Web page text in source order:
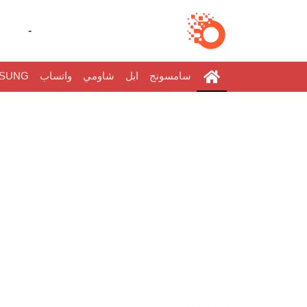
-
سامسونج ابل شاومي واتساب